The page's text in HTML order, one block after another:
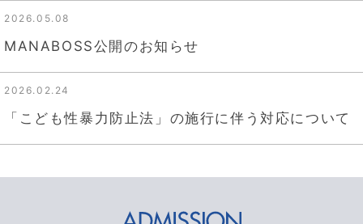
お問い合わせ
2026.05.08
MANABOSS公開のお知らせ
2026.02.24
「こども性暴力防止法」の施行に伴う対応について